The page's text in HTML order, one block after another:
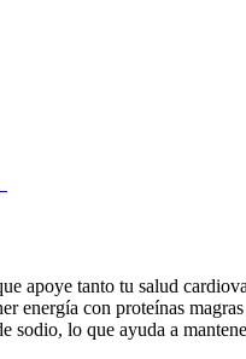
apoye tanto tu salud
energía con proteínas
sodio, lo que ayuda a